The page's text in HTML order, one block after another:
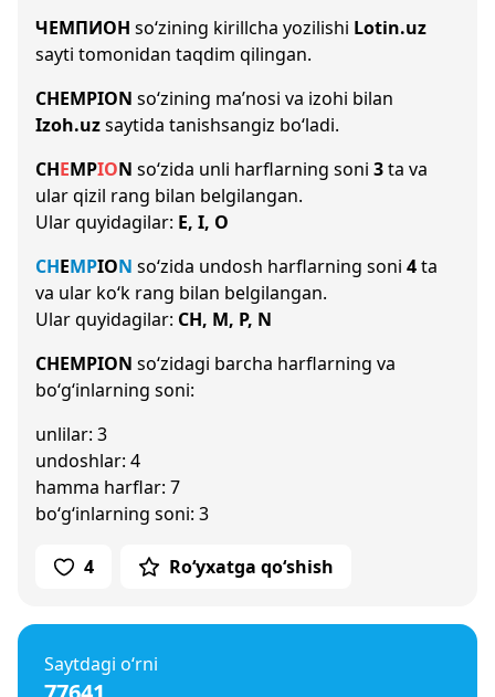
ЧЕМПИОН so‘zining kirillcha yozilishi Lotin.uz
sayti tomonidan taqdim qilingan.
CHEMPION so‘zining ma’nosi va izohi bilan
Izoh.uzsaytida tanishsangiz bo‘ladi.
CHEMPION so‘zida unli harflarning soni 3ta va
ular qizil rang bilan belgilangan.
Ular quyidagilar: E, I, O
CHEMPION so‘zida undosh harflarning soni 4ta
va ular ko‘k rang bilan belgilangan.
Ular quyidagilar: CH, M, P, N
CHEMPION so‘zidagi barcha harflarning va
bo‘g‘inlarning soni:
unlilar: 3
undoshlar: 4
hamma harflar: 7
bo‘g‘inlarning soni: 3
4 Ro‘yxatga qo‘shish
Saytdagi o‘rni